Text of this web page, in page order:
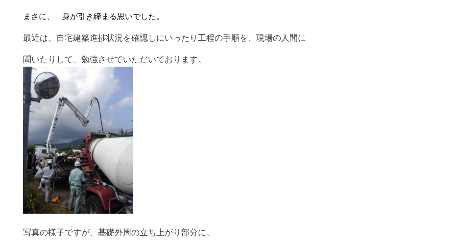
まさに、 身が引き締まる思いでした。
最近は、自宅建築進捗状況を確認しにいったり工程の手順を、現場の人間に
聞いたりして、勉強させていただいております。
写真の様子ですが、基礎外周の立ち上がり部分に、